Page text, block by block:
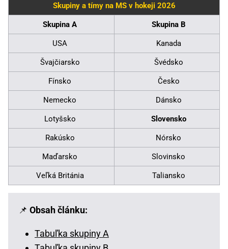
Skupiny a tímy na MS v hokeji 2026
Skupina A Skupina B
USA Kanada
Švajčiarsko Švédsko
Fínsko Česko
Nemecko Dánsko
Lotyšsko Slovensko
Rakúsko Nórsko
Maďarsko Slovinsko
Veľká Británia Taliansko
📌 Obsah článku:
Tabuľka skupiny A